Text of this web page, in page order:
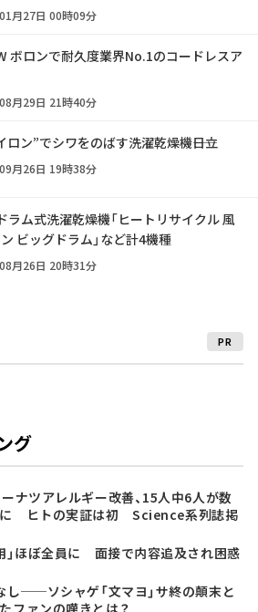
月27日 00時09分
ボロンで耐久度業界No.1のコードレスア
月29日 21時40分
ロン”でシワをのばす洗濯乾燥機――日立
月26日 19時38分
ラム式洗濯乾燥機「ヒートリサイクル 風
ビッグドラム」など計4機種
月26日 20時31分
PR
グ
ーナツアレルギー改善、15人中6人が数
に ヒトの実証は初 Science系列誌掲
」ほぼ全員に 面接で内容追及され困惑
し──ソシャゲ「文マヨ」サ終の顛末と